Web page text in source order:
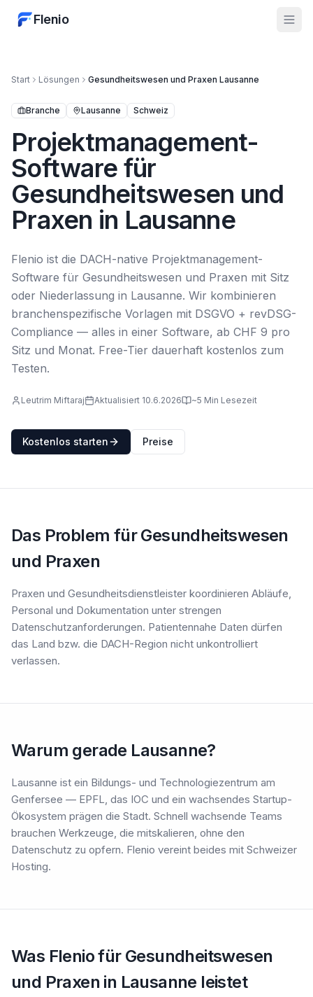
Flenio
Start Lösungen Gesundheitswesen und Praxen Lausanne
Branche Lausanne Schweiz
Projektmanagement-
Software für
Gesundheitswesen und
Praxen in Lausanne
Flenio ist die DACH-native Projektmanagement-
Software für Gesundheitswesen und Praxen mit Sitz
oder Niederlassung in Lausanne. Wir kombinieren
branchenspezifische Vorlagen mit DSGVO + revDSG-
Compliance — alles in einer Software, ab CHF 9 pro
Sitz und Monat. Free-Tier dauerhaft kostenlos zum
Testen.
Leutrim Miftaraj Aktualisiert 10.6.2026 ~5 Min Lesezeit
Kostenlos starten Preise
Das Problem für Gesundheitswesen
und Praxen
Praxen und Gesundheitsdienstleister koordinieren Abläufe,
Personal und Dokumentation unter strengen
Datenschutzanforderungen. Patientennahe Daten dürfen
das Land bzw. die DACH-Region nicht unkontrolliert
verlassen.
Warum gerade Lausanne?
Lausanne ist ein Bildungs- und Technologiezentrum am
Genfersee — EPFL, das IOC und ein wachsendes Startup-
Ökosystem prägen die Stadt. Schnell wachsende Teams
brauchen Werkzeuge, die mitskalieren, ohne den
Datenschutz zu opfern. Flenio vereint beides mit Schweizer
Hosting.
Was Flenio für Gesundheitswesen
und Praxen in Lausanne leistet